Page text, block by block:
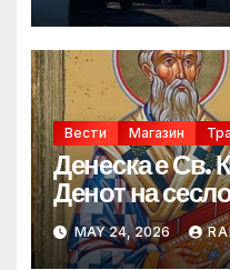
Вести Магазин
Денеска е Св.
Денот на
просветители
MAY 24, 2026